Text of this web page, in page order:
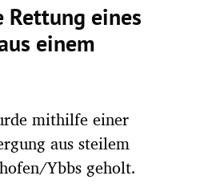
Rettung eines
einem
mithilfe einer
aus steilem
Ybbs geholt.